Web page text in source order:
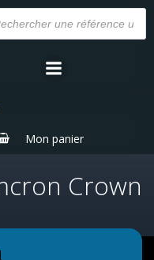
Mon panier
Crown